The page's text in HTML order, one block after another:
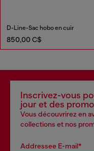
D-Line-Sac hobo en cuir
850,00 C$
Inscrivez-vous
jour et des
Vous découvrirez en
collections et nos
Addressee E-mail*